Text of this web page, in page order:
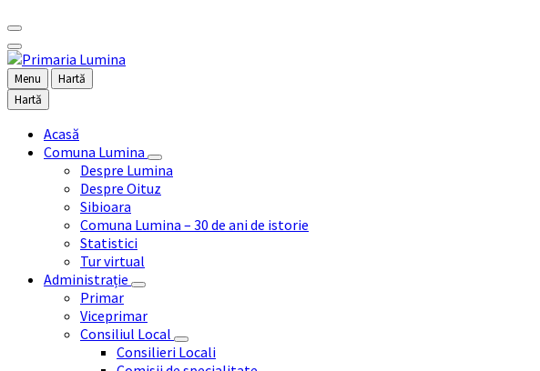
Menu
Hartă
Hartă
Acasă
Comuna Lumina
Despre Lumina
Despre Oituz
Sibioara
Comuna Lumina – 30 de ani de istorie
Statistici
Tur virtual
Administrație
Primar
Viceprimar
Consiliul Local
Consilieri Locali